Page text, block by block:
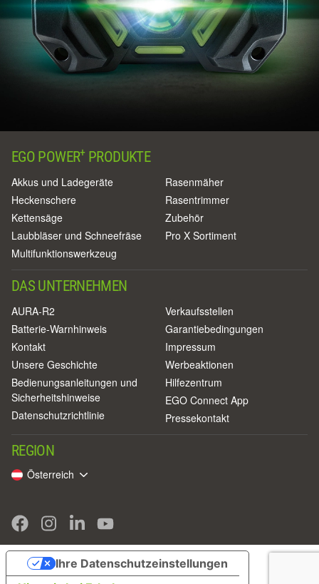
EGO POWER+PRODUKTE
Akkus und Ladegeräte
Heckenschere
Kettensäge
Laubbläser und Schneefräse
Multifunktionswerkzeug
Rasenmäher
Rasentrimmer
Zubehör
Pro X Sortiment
DAS UNTERNEHMEN
AURA-R2
Batterie-Warnhinweis
Kontakt
Unsere Geschichte
Bedienungsanleitungen und
Sicherheitshinweise
Datenschutzrichtlinie
Verkaufsstellen
Garantiebedingungen
Impressum
Werbeaktionen
Hilfezentrum
EGO Connect App
Pressekontakt
REGION
Österreich
Ihre Datenschutzeinstellungen